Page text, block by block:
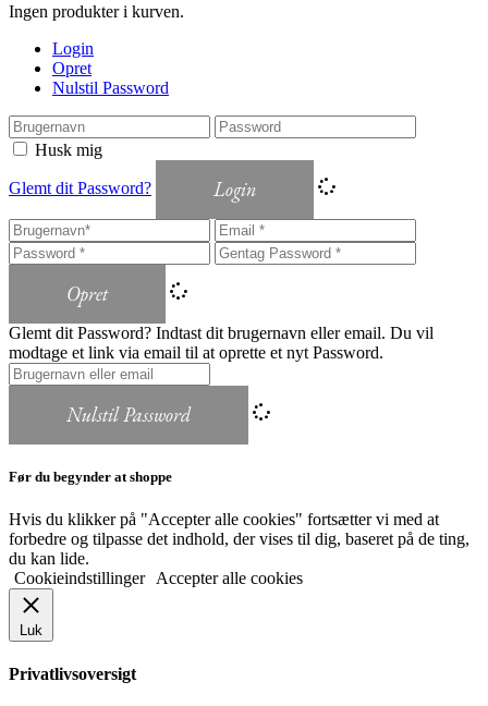
Ingen produkter i kurven.
Login
Opret
Nulstil Password
Husk mig
Glemt dit Password? Login
Opret
Glemt dit Password? Indtast dit brugernavn eller email. Du vil
modtage et link via email til at oprette et nyt Password.
Nulstil Password
Før du begynder at shoppe
Hvis du klikker på "Accepter alle cookies" fortsætter vi med at
forbedre og tilpasse det indhold, der vises til dig, baseret på de ting,
du kan lide.
Cookieindstillinger
Accepter alle cookies
Luk
Privatlivsoversigt